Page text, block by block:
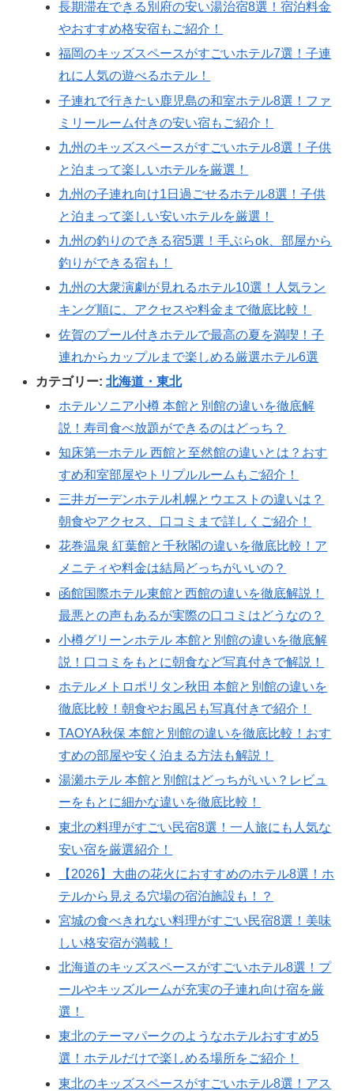
長期滞在できる別府の安い湯治宿8選！宿泊料金
やおすすめ格安宿もご紹介！
福岡のキッズスペースがすごいホテル7選！子連
れに人気の遊べるホテル！
子連れで行きたい鹿児島の和室ホテル8選！ファ
ミリールーム付きの安い宿もご紹介！
九州のキッズスペースがすごいホテル8選！子供
と泊まって楽しいホテルを厳選！
九州の子連れ向け1日過ごせるホテル8選！子供
と泊まって楽しい安いホテルを厳選！
九州の釣りのできる宿5選！手ぶらok、部屋から
釣りができる宿も！
九州の大衆演劇が見れるホテル10選！人気ラン
キング順に、アクセスや料金まで徹底比較！
佐賀のプール付きホテルで最高の夏を満喫！子
連れからカップルまで楽しめる厳選ホテル6選
カテゴリー:北海道・東北
ホテルソニア小樽 本館と別館の違いを徹底解
説！寿司食べ放題ができるのはどっち？
知床第一ホテル 西館と至然館の違いとは？おす
すめ和室部屋やトリプルルームもご紹介！
三井ガーデンホテル札幌とウエストの違いは？
朝食やアクセス、口コミまで詳しくご紹介！
花巻温泉 紅葉館と千秋閣の違いを徹底比較！ア
メニティや料金は結局どっちがいいの？
函館国際ホテル東館と西館の違いを徹底解説！
最悪との声もあるが実際の口コミはどうなの？
小樽グリーンホテル 本館と別館の違いを徹底解
説！口コミをもとに朝食など写真付きで解説！
ホテルメトロポリタン秋田 本館と別館の違いを
徹底比較！朝食やお風呂も写真付きで紹介！
TAOYA秋保 本館と別館の違いを徹底比較！おす
すめの部屋や安く泊まる方法も解説！
湯瀬ホテル 本館と別館はどっちがいい？レビュ
ーをもとに細かな違いを徹底比較！
東北の料理がすごい民宿8選！一人旅にも人気な
安い宿を厳選紹介！
【2026】大曲の花火におすすめのホテル8選！ホ
テルから見える穴場の宿泊施設も！？
宮城の食べきれない料理がすごい民宿8選！美味
しい格安宿が満載！
北海道のキッズスペースがすごいホテル8選！プ
ールやキッズルームが充実の子連れ向け宿を厳
選！
東北のテーマパークのようなホテルおすすめ5
選！ホテルだけで楽しめる場所をご紹介！
東北のキッズスペースがすごいホテル8選！アス